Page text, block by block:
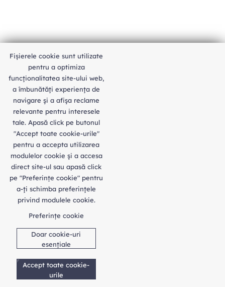
An unexpected error has occurred
Fișierele cookie sunt utilizate
pentru a optimiza
funcţionalitatea site-ului web,
a îmbunătăţi experienţa de
navigare şi a afişa reclame
relevante pentru interesele
tale. Apasă click pe butonul
"Accept toate cookie-urile"
pentru a accepta utilizarea
modulelor cookie şi a accesa
direct site-ul sau apasă click
pe "Preferințe cookie" pentru
a-ţi schimba preferinţele
privind modulele cookie.
Preferințe cookie
Doar cookie-uri
esențiale
Accept toate cookie-
urile